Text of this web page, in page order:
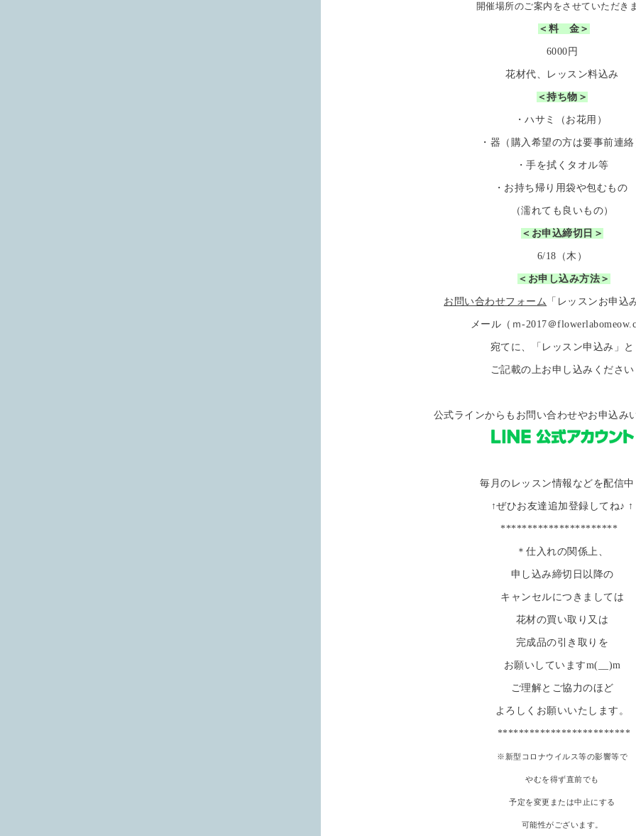
開催場所のご案内をさせていただき
＜料 金＞
6000円
花材代、レッスン料込み
＜持ち物＞
・ハサミ（お花用）
・器（購入希望の方は要事前連絡
・手を拭くタオル等
・お持ち帰り用袋や包むもの
（濡れても良いもの）
＜お申込締切日＞
6/18（木）
＜お申し込み方法＞
お問い合わせフォーム 「レッスンお申込
メール（ｍ-2017＠
宛てに、「レッスン申込み」と
ご記載の上お申し込みください
公式ラインからもお問い合わせやお申込み
毎月のレッスン情報などを配信中
↑ぜひお友達追加登録してね♪ ↑
**********************
＊仕入れの関係上、
申し込み締切日以降の
キャンセルにつきましては
花材の買い取り又は
完成品の引き取りを
お願いしていますm(__)m
ご理解とご協力のほど
よろしくお願いいたします。
*************************
※新型コロナウイルス等の影響等で
やむを得ず直前でも
予定を変更または中止にする
可能性がございます。